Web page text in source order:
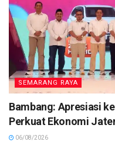
SEMARANG RAYA
Bambang: Apresiasi
Perkuat Ekonomi
06/08/2026